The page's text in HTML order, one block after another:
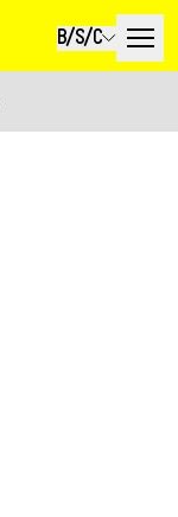
B/S/C